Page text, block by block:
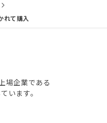
れて購入
場企業である
います。